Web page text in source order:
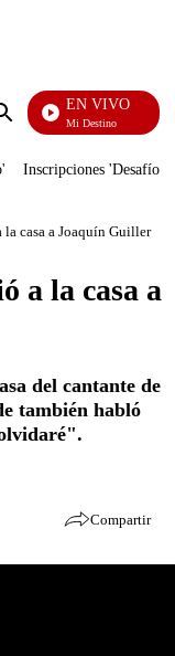
Enviar
EN VIVO
El Juego De Mi Destino
Inscripciones 'Desafío'
la casa a Joaquín Guiller
a la casa a
del cantante de
también habló
Compartir